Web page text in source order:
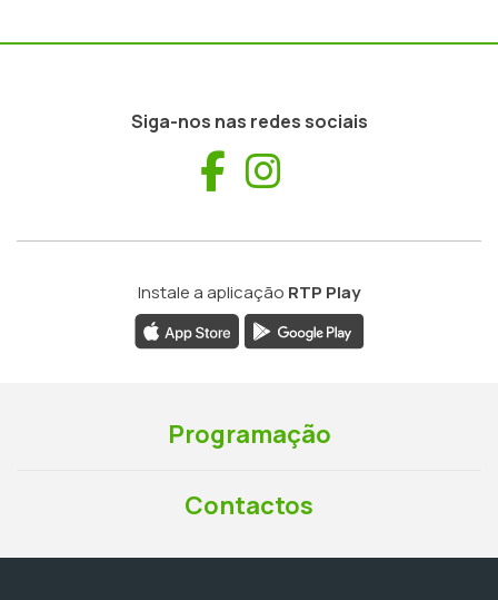
Siga-nos nas redes sociais
Facebook
Instale a aplicação RTP Play
Programação
Contactos